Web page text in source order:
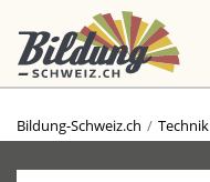
Bildung-Schweiz.ch Technik